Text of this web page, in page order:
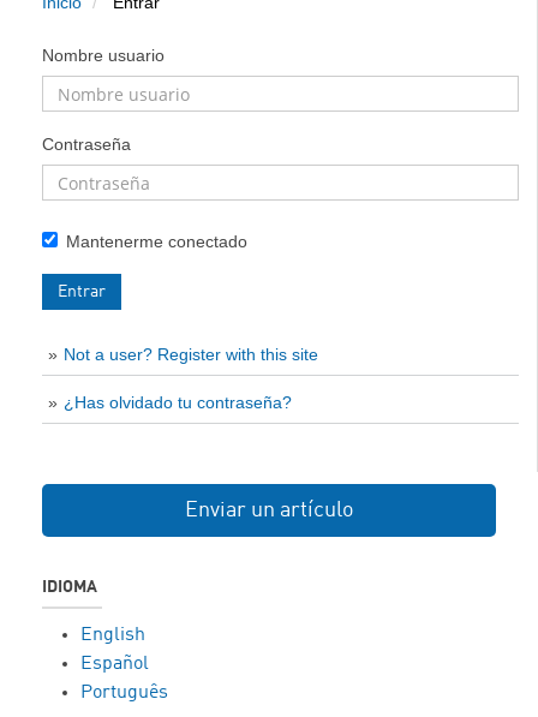
Nombre usuario
Contraseña
Mantenerme conectado
Entrar
Not a user? Register with this site
¿Has olvidado tu contraseña?
Enviar un artículo
IDIOMA
English
Español
Português